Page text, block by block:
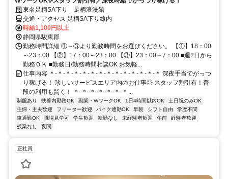
東名足柄SA下り 足柄浪漫館
交通・アクセス 足柄SA下り線内
時給1,100円以上
静岡県駿東郡
勤務時間詳細 ①～③より勤務時間をお選びください。 【①】18：00
～23：00 【②】17：00～23：00 【③】23：00～7：00 ■週2日から
勤務ＯＫ ■勤務日/勤務時間相談OK お気軽...
仕事内容 ＊-＊-＊-＊-＊-＊-＊-＊-＊-＊-＊-＊-＊-＊ 深夜手当でがっつ
り稼げる！ 珍しいサービスエリア内のお仕事◎ スタッフ割引有！普
段の利用も賢く！ ＊-＊-＊-＊-＊-＊-＊...
制服あり 扶養内勤務OK 副業・WワークOK 1日4時間以内OK
土日祝のみOK
主婦・主夫歓迎
フリーター歓迎 バイク通勤OK 早朝 シフト自由
学歴不問
車通勤OK
職場見学可 学生歓迎 転勤なし 未経験者歓迎 午前
経験者歓迎
残業なし
夜間
正社員